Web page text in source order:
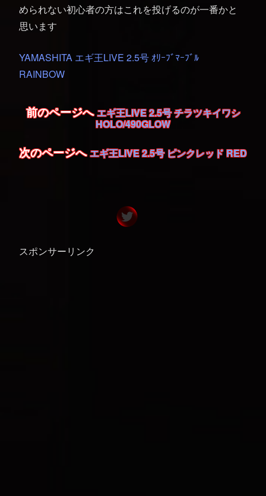
められない初心者の方はこれを投げるのが一番かと
思います
YAMASHITA エギ王LIVE 2.5号 ｵﾘｰﾌﾞﾏｰﾌﾞﾙ
RAINBOW
前のページへエギ王LIVE 2.5号 チラツキイワシ
HOLO/490GLOW
次のページへエギ王LIVE 2.5号 ピンクレッド RED
スポンサーリンク